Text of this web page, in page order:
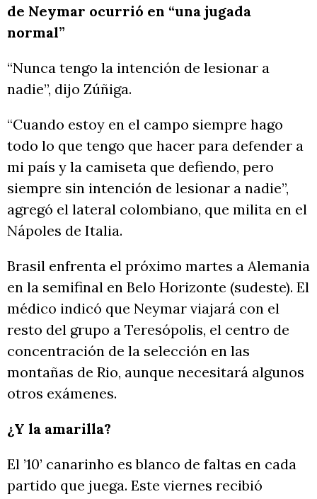
de Neymar ocurrió en “una jugada
normal”
“Nunca tengo la intención de lesionar a
nadie”, dijo Zúñiga.
“Cuando estoy en el campo siempre hago
todo lo que tengo que hacer para defender a
mi país y la camiseta que defiendo, pero
siempre sin intención de lesionar a nadie”,
agregó el lateral colombiano, que milita en el
Nápoles de Italia.
Brasil enfrenta el próximo martes a Alemania
en la semifinal en Belo Horizonte (sudeste). El
médico indicó que Neymar viajará con el
resto del grupo a Teresópolis, el centro de
concentración de la selección en las
montañas de Rio, aunque necesitará algunos
otros exámenes.
¿Y la amarilla?
El ’10’ canarinho es blanco de faltas en cada
partido que juega. Este viernes recibió